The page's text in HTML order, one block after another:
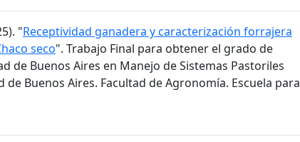
"Receptividad ganadera y caracterización forrajera
seco". Trabajo Final para obtener el grado de
de Buenos Aires en Manejo de Sistemas Pastoriles
Buenos Aires. Facultad de Agronomía. Escuela para